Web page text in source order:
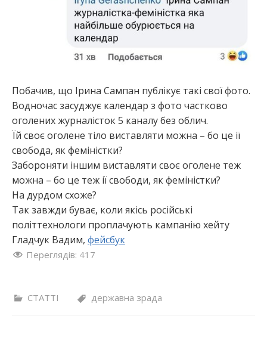
Побачив, що Ірина Сампан публікує такі свої фото.
Водночас засуджує календар з фото частково
оголених журналісток 5 каналу без облич.
Їй своє оголене тіло виставляти можна – бо це ії
свобода, як феміністки?
Забороняти іншим виставляти своє оголене теж
можна – бо це теж ії свободи, як феміністки?
На дурдом схоже?
Так завжди буває, коли якісь російські
політтехнологи проплачують кампанію хейту
Гладчук Вадим, фейсбук
Переглядів: 417
СТАТТІ державна зрада